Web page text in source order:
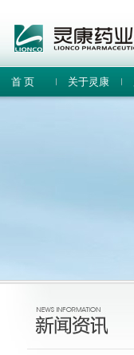
首 页 关于灵康